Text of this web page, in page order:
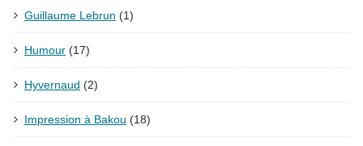
Guillaume Lebrun (1)
Humour (17)
Hyvernaud (2)
Impression à Bakou (18)